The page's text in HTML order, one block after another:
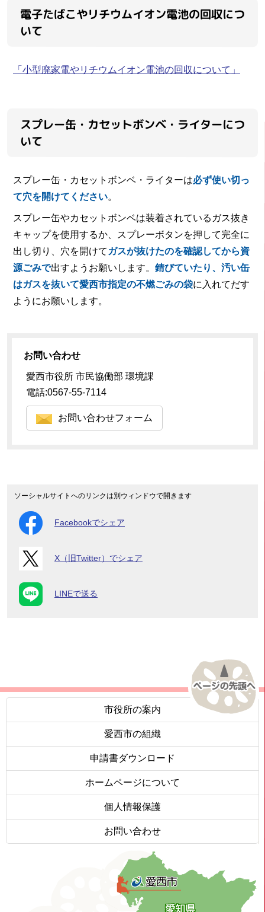
電子たばこやリチウムイオン電池の回収につ
いて
「小型廃家電やリチウムイオン電池の回収について」
スプレー缶・カセットボンベ・ライターにつ
いて
スプレー缶・カセットボンベ・ライターは必ず使い切っ
て穴を開けてください。
スプレー缶やカセットボンベは装着されているガス抜き
キャップを使用するか、スプレーボタンを押して完全に
出し切り、穴を開けて ガスが抜けたのを確認してから資
源ごみで出すようお願いします。 錆びていたり、汚い缶
はガスを抜いて愛西市指定の不燃ごみの袋に入れてだす
ようにお願いします。
お問い合わせ
愛西市役所 市民協働部 環境課
電話:0567-55-7114
お問い合わせフォーム
ソーシャルサイトへのリンクは別ウィンドウで開きます
Facebookでシェア
X（旧Twitter）でシェア
LINEで送る
市役所の案内
愛西市の組織
申請書ダウンロード
ホームページについて
個人情報保護
お問い合わせ